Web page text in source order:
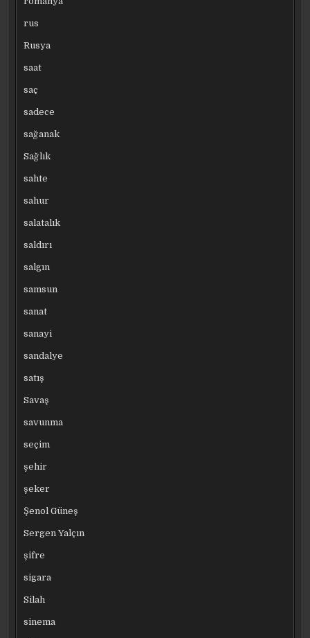
rus
Rusya
saat
saç
sadece
sağanak
Sağlık
sahte
sahur
salatalık
saldırı
salgın
samsun
sanat
sanayi
sandalye
satış
Savaş
savunma
seçim
şehir
şeker
Şenol Güneş
Sergen Yalçın
şifre
sigara
Silah
sinema